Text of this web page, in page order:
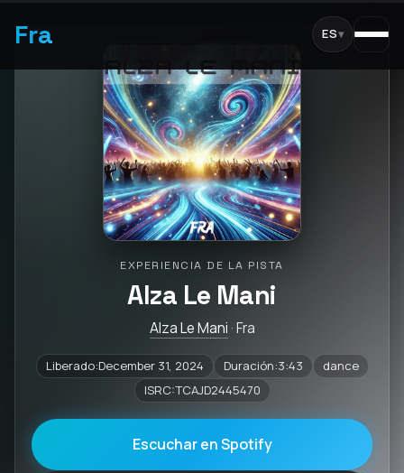
Fra ES▾
EXPERIENCIA DE LA PISTA
Alza Le Mani
Alza Le Mani · Fra
Liberado:December 31, 2024 Duración:3:43
dance
ISRC:TCAJD2445470
Escuchar en Spotify